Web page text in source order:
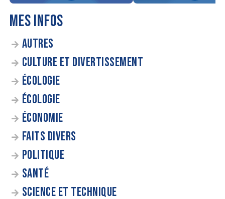
MES INFOS
AUTRES
CULTURE ET DIVERTISSEMENT
ÉCOLOGIE
ÉCOLOGIE
ÉCONOMIE
FAITS DIVERS
POLITIQUE
SANTÉ
SCIENCE ET TECHNIQUE